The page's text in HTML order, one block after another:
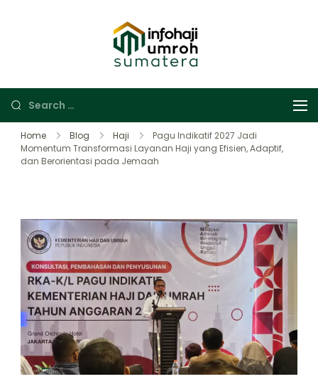
Home Blog Haji
Pagu Indikatif 2027 Jadi
Momentum Transformasi Layanan Haji yang Efisien, Adaptif,
dan Berorientasi pada Jemaah